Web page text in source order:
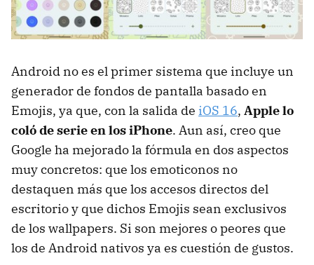
Android no es el primer sistema que incluye un
generador de fondos de pantalla basado en
Emojis, ya que, con la salida de iOS 16, Apple lo
coló de serie en los iPhone. Aun así, creo que
Google ha mejorado la fórmula en dos aspectos
muy concretos: que los emoticonos no
destaquen más que los accesos directos del
escritorio y que dichos Emojis sean exclusivos
de los wallpapers. Si son mejores o peores que
los de Android nativos ya es cuestión de gustos.